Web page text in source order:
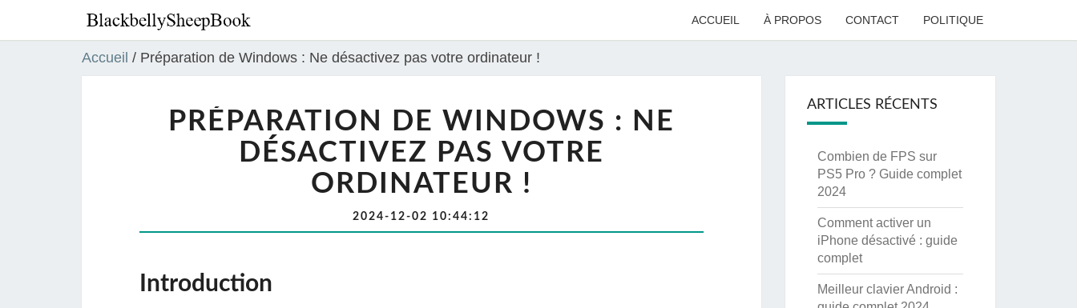
ACCUEIL À PROPOS CONTACT POLITIQUE
Accueil / Préparation de Windows : Ne désactivez pas votre ordinateur !
PRÉPARATION DE WINDOWS : NE
DÉSACTIVEZ PAS VOTRE
ORDINATEUR !
2024-12-02 10:44:12
Introduction
ARTICLES RÉCENTS
Combien de FPS sur
PS5 Pro ? Guide complet
2024
Comment activer un
iPhone désactivé : guide
complet
Meilleur clavier Android :